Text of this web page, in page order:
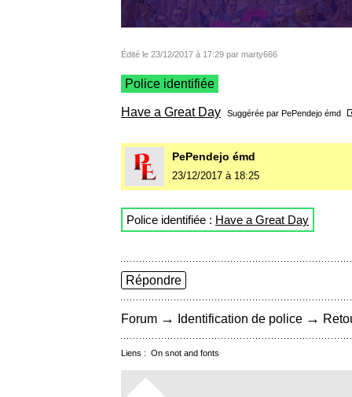
Édité le 23/12/2017 à 17:29 par marty666
Police identifiée
Have a Great Day Suggérée par PePendejo émd
PePendejo émd
23/12/2017 à 18:25
Police identifiée : Have a Great Day
Répondre
Forum → Identification de police →
Liens : On snot and fonts